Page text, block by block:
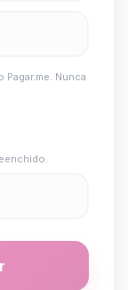
Nunca